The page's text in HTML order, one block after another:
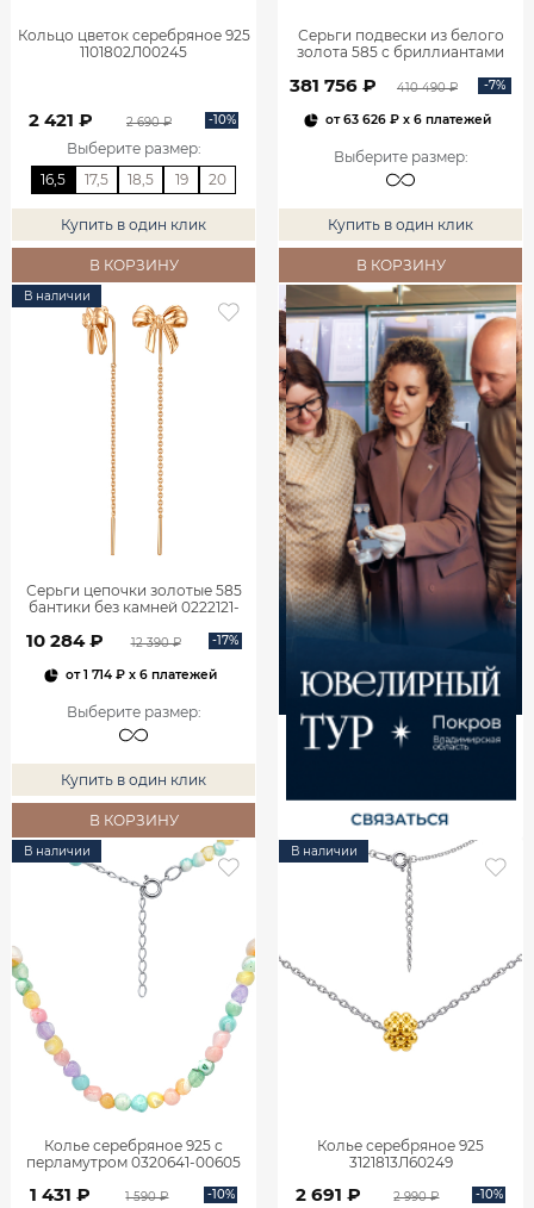
Кольцо цветок серебряное 925
1101802Л00245
2 421 ₽ 2 690 ₽ -10%
Выберите размер:
16,5
17,5 18,5 19 20
Купить в один клик
В КОРЗИНУ
Серьги подвески из белого
золота 585 с бриллиантами
381 756 ₽ 410 490 ₽ -7%
от63 626 ₽x 6 платежей
Выберите размер:
Купить в один клик
В КОРЗИНУ
В наличии
Серьги цепочки золотые 585
бантики без камней 0222121-
10 284 ₽ 12 390 ₽ -17%
от1 714 ₽x 6 платежей
Выберите размер:
Купить в один клик
В КОРЗИНУ
В наличии
Колье серебряное 925 с
перламутром 0320641-00605
1 431 ₽ 1 590 ₽ -10%
В наличии
Колье серебряное 925
3121813Л60249
2 691 ₽ 2 990 ₽ -10%